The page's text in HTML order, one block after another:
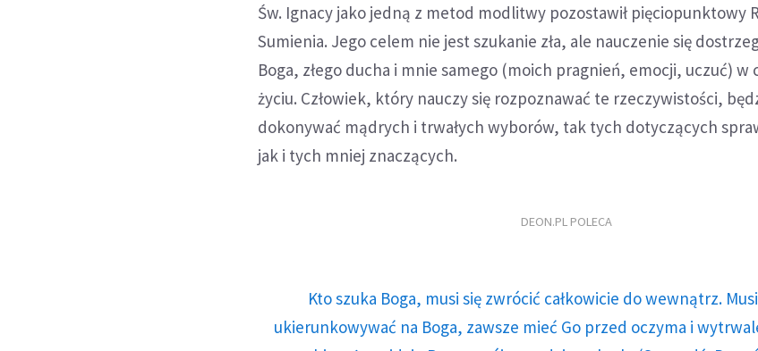
Św. Ignacy jako jedną z metod modlitwy pozostawił pięciopunktowy
Sumienia. Jego celem nie jest szukanie zła, ale nauczenie się
Boga, złego ducha i mnie samego (moich pragnień, emocji, uczuć) w
życiu. Człowiek, który nauczy się rozpoznawać te rzeczywistości,
dokonywać mądrych i trwałych wyborów, tak tych dotyczących
jak i tych mniej znaczących.
DEON.PL POLECA
Kto szuka Boga, musi się zwrócić całkowicie do wewnątrz.
ukierunkowywać na Boga, zawsze mieć Go przed oczyma i